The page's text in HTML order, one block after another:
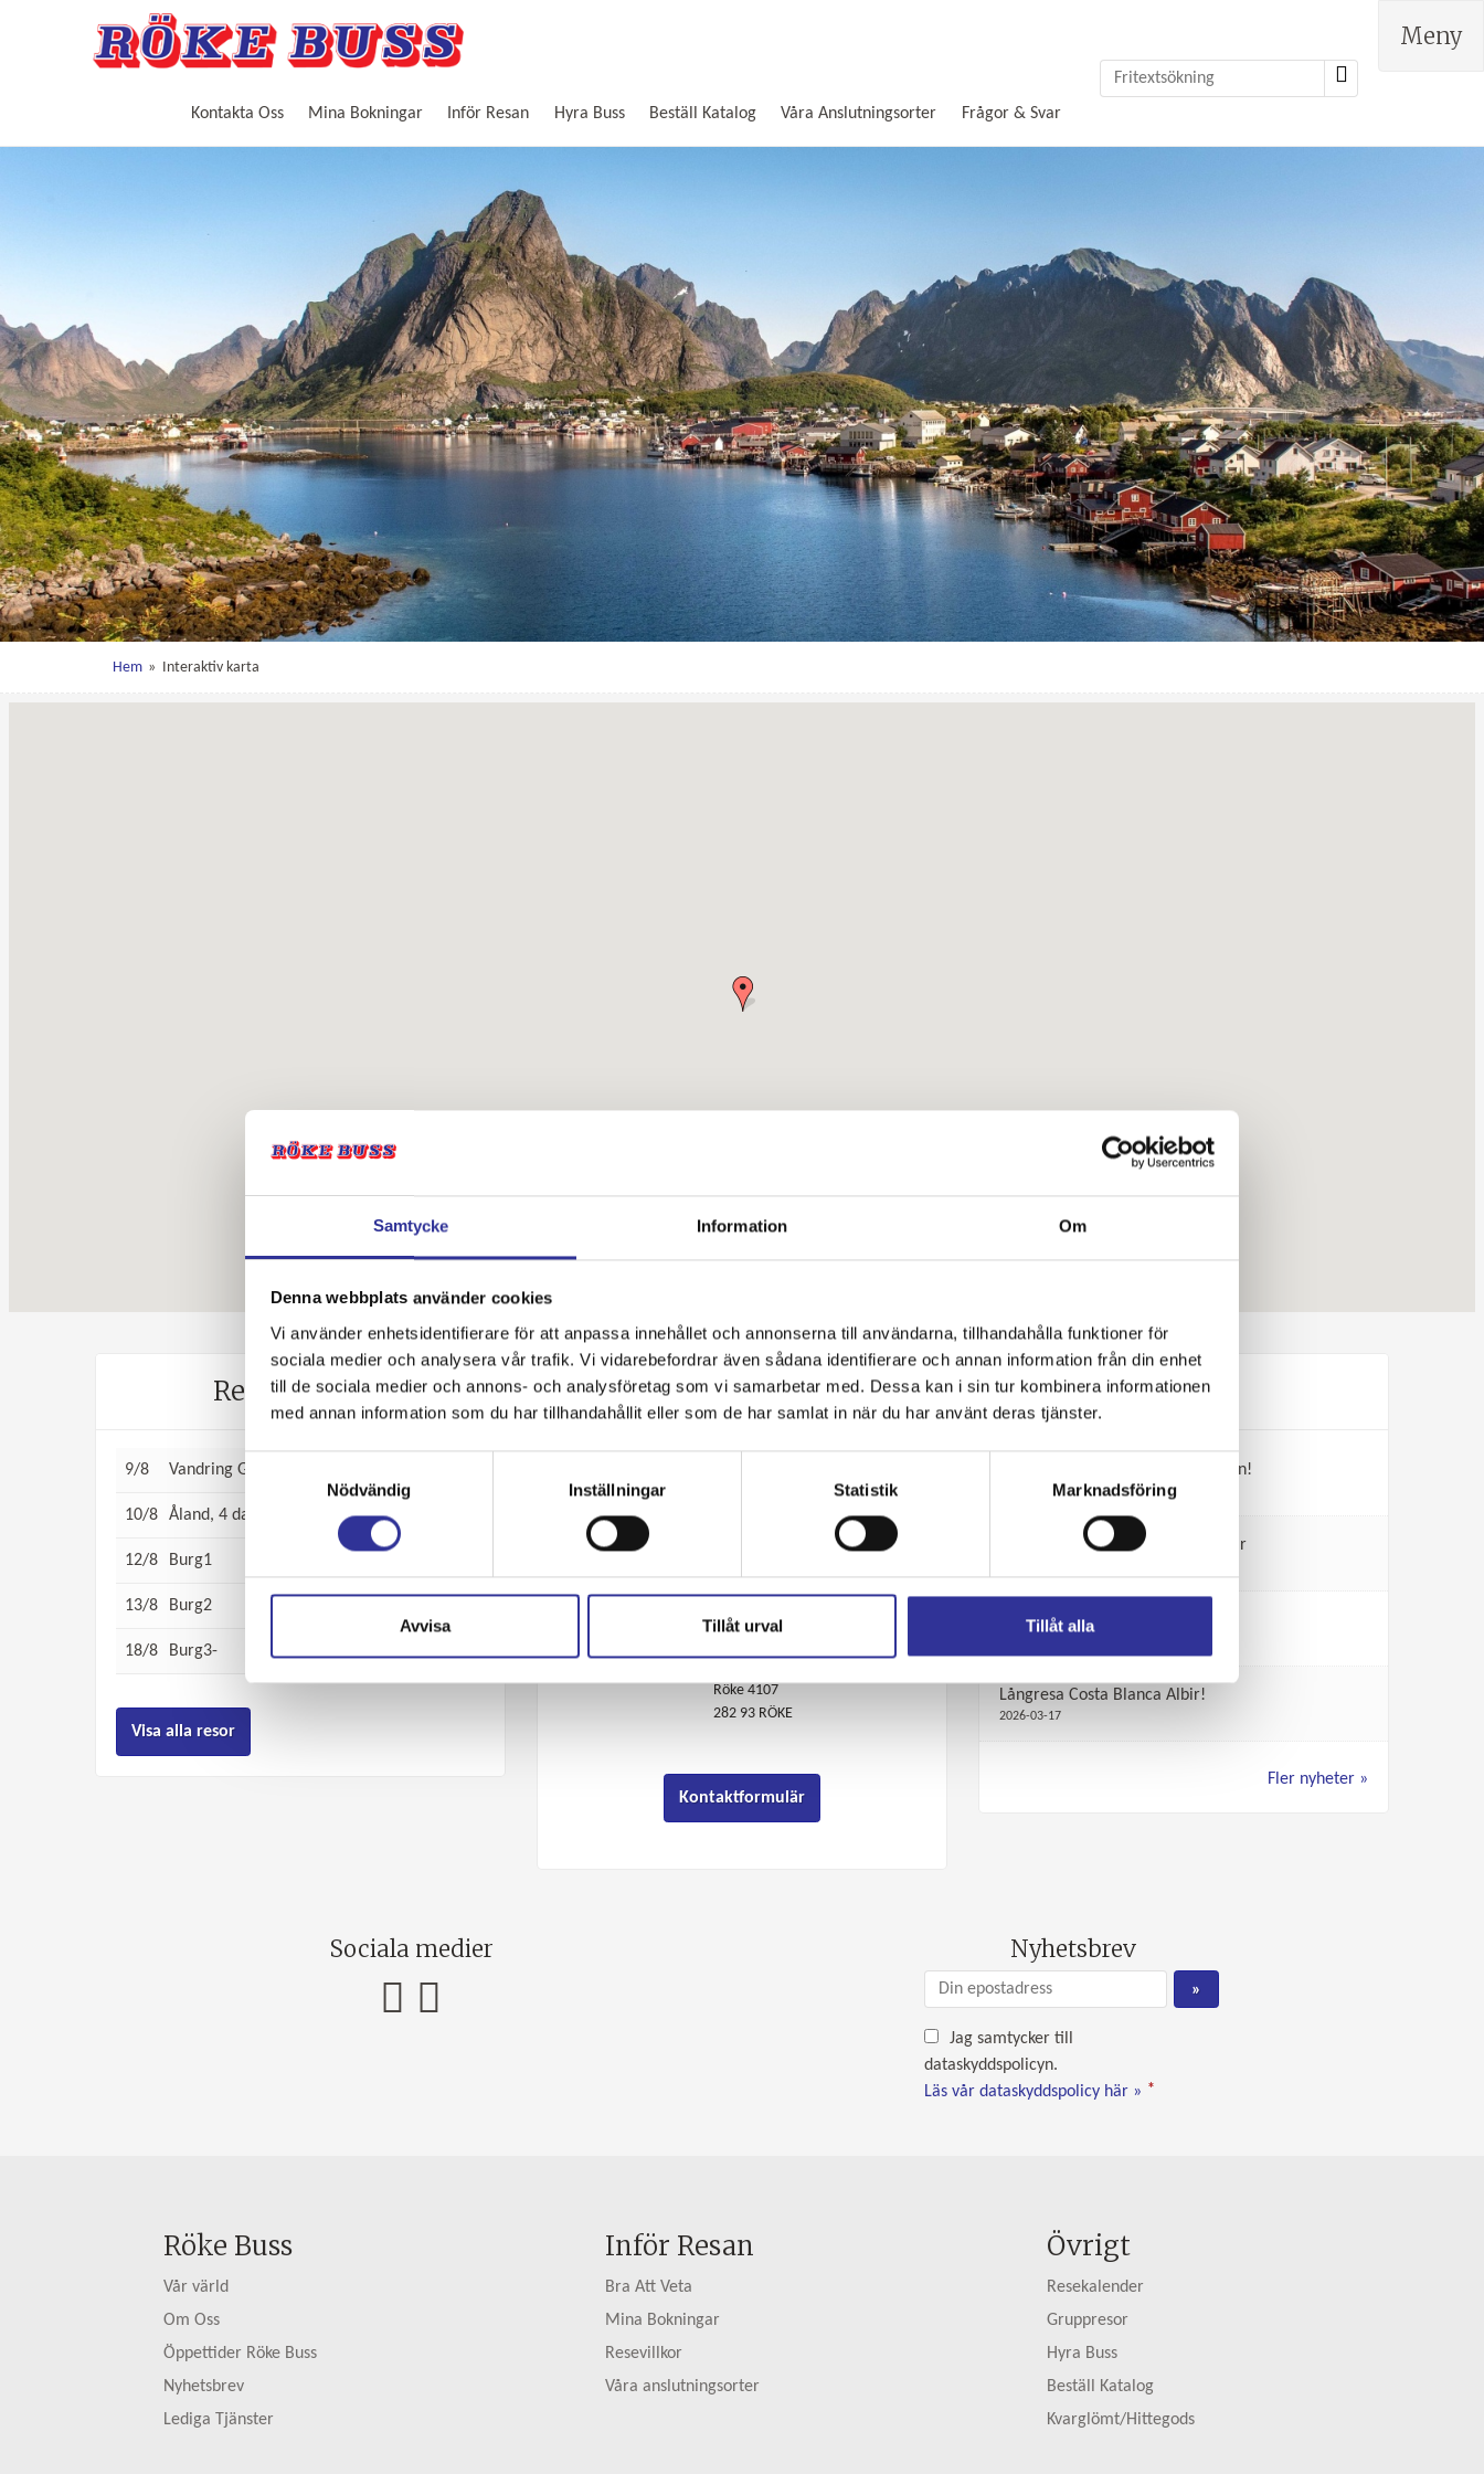
Samtycke Information Om
Denna webbplats använder cookies
Vi använder enhetsidentifierare för att anpassa innehållet och annonserna till användarna, tillhandahålla funktioner för
sociala medier och analysera vår trafik. Vi vidarebefordrar även sådana identifierare och annan information från din enhet
till de sociala medier och annons- och analysföretag som vi samarbetar med. Dessa kan i sin tur kombinera informationen
med annan information som du har tillhandahållit eller som de har samlat in när du har använt deras tjänster.
Samtyckesval
Nödvändig
Inställningar Statistik Marknadsföring
Avvisa Tillåt urval Tillåt alla
Kontakta Oss Mina Bokningar Inför Resan Hyra Buss Beställ Katalog Våra Anslutningsorter Frågor & Svar
Meny
Hem » Interaktiv karta
Resekalender
9/8 Vandring Golfjället, 5 dagar
10/8 Åland, 4 dagar från 7 495:-
12/8 Burg1
13/8 Burg2
18/8 Burg3- från 650:-
Visa alla resor
Kontakta oss
E-post:
Facebook: 1CVwgPn2Sz
Röke 4107
282 93 RÖKE
Kontaktformulär
Nyheter
Hög tid att boka julmarknadsresan!
2026-07-22
Sommartider för telefonbokningar
Arlövsrevyn 2027!
Långresa Costa Blanca Albir!
2026-03-17
Fler nyheter
Sociala medier Nyhetsbrev
Jag samtycker till
dataskyddspolicyn.
Läs vår dataskyddspolicy här » *
Röke Buss
Vår värld
Om Oss
Öppettider Röke Buss
Nyhetsbrev
Lediga Tjänster
Inför Resan
Bra Att Veta
Mina Bokningar
Resevillkor
Våra anslutningsorter
Övrigt
Resekalender
Gruppresor
Hyra Buss
Beställ Katalog
Kvarglömt/Hittegods